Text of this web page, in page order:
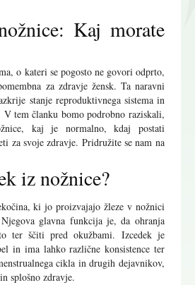
Kaj morate
o kateri se pogosto ne govori odprto,
za zdravje žensk. Ta naravni
stanje reproduktivnega sistema in
V tem članku bomo podrobno raziskali,
kaj je normalno, kdaj postati
za svoje zdravje. Pridružite se nam na
iz nožnice?
ki jo proizvajajo žleze v nožnici
glavna funkcija je, da ohranja
ter ščiti pred okužbami. Izcedek je
in ima lahko različne konsistence ter
cikla in drugih dejavnikov,
splošno zdravje.